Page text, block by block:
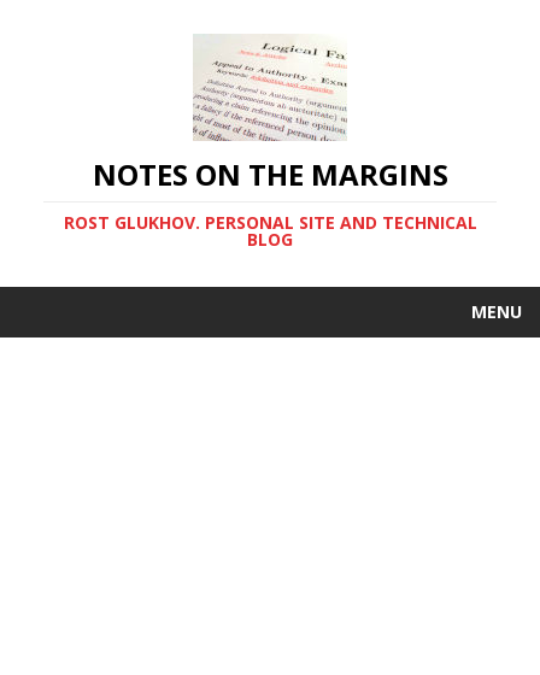
NOTES ON THE MARGINS
ROST GLUKHOV. PERSONAL SITE AND TECHNICAL
BLOG
MENU